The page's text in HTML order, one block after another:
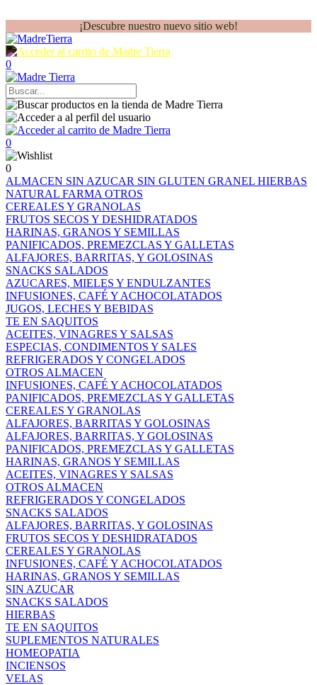
¡Descubre nuestro nuevo sitio web!
0
0
0
ALMACEN SIN AZUCAR SIN GLUTEN GRANEL HIERBAS
NATURAL FARMA OTROS
CEREALES Y GRANOLAS
FRUTOS SECOS Y DESHIDRATADOS
HARINAS, GRANOS Y SEMILLAS
PANIFICADOS, PREMEZCLAS Y GALLETAS
ALFAJORES, BARRITAS, Y GOLOSINAS
SNACKS SALADOS
AZUCARES, MIELES Y ENDULZANTES
INFUSIONES, CAFÉ Y ACHOCOLATADOS
JUGOS, LECHES Y BEBIDAS
TE EN SAQUITOS
ACEITES, VINAGRES Y SALSAS
ESPECIAS, CONDIMENTOS Y SALES
REFRIGERADOS Y CONGELADOS
OTROS ALMACEN
INFUSIONES, CAFÉ Y ACHOCOLATADOS
PANIFICADOS, PREMEZCLAS Y GALLETAS
CEREALES Y GRANOLAS
ALFAJORES, BARRITAS Y GOLOSINAS
ALFAJORES, BARRITAS, Y GOLOSINAS
PANIFICADOS, PREMEZCLAS Y GALLETAS
HARINAS, GRANOS Y SEMILLAS
ACEITES, VINAGRES Y SALSAS
OTROS ALMACEN
REFRIGERADOS Y CONGELADOS
SNACKS SALADOS
ALFAJORES, BARRITAS, Y GOLOSINAS
FRUTOS SECOS Y DESHIDRATADOS
CEREALES Y GRANOLAS
INFUSIONES, CAFÉ Y ACHOCOLATADOS
HARINAS, GRANOS Y SEMILLAS
SIN AZUCAR
SNACKS SALADOS
HIERBAS
TE EN SAQUITOS
SUPLEMENTOS NATURALES
HOMEOPATIA
INCIENSOS
VELAS